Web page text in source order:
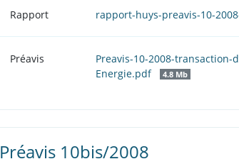
Rapport rapport-huys-preavis-10-
Préavis
Preavis-10-2008-transaction-
Energie.pdf
4.8 Mb
Préavis 10bis/2008